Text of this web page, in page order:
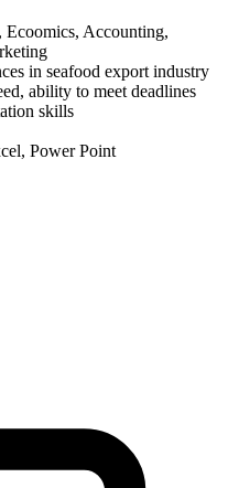
Ecoomics, Accounting,
in seafood export industry
ability to meet deadlines
skills
Power Point